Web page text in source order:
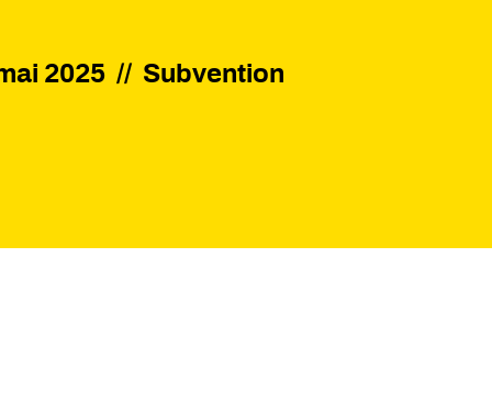
2025 // Subvention